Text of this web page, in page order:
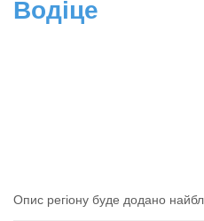
Водіце
Опис регіону буде додано